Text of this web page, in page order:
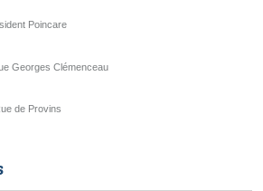
Poincare
Georges Clémenceau
de Provins